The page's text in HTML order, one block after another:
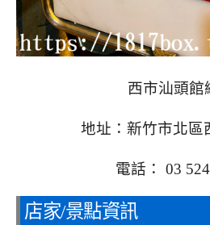
西市汕頭館
地址：新竹市北區
電話： 03
店家/景點資訊